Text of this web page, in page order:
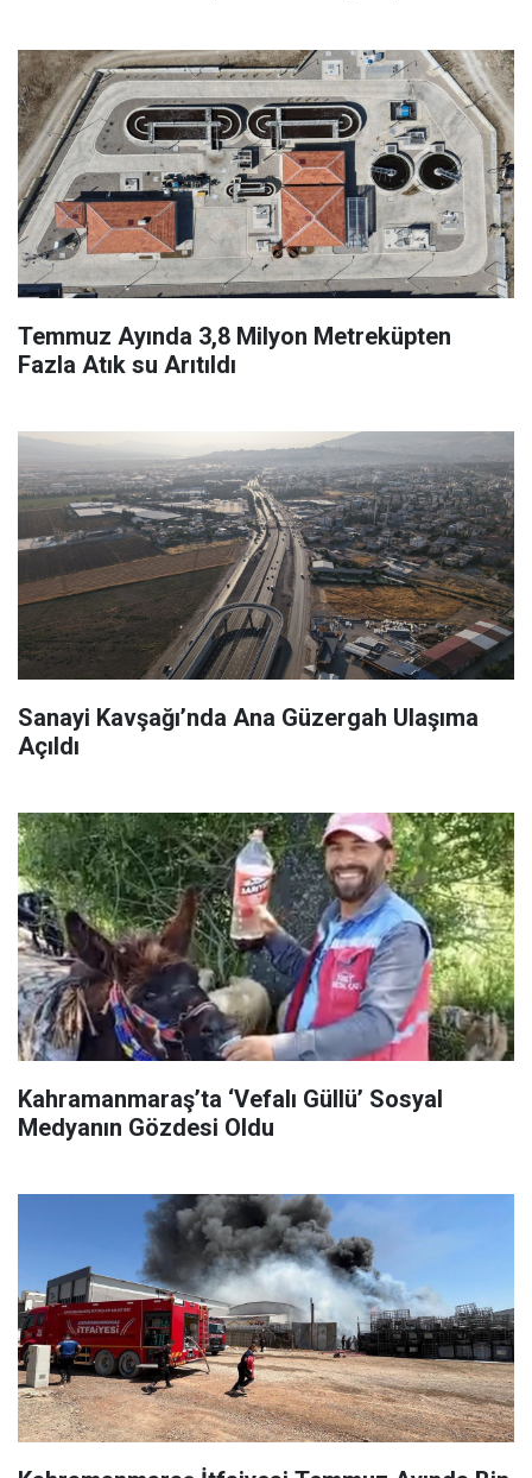
Temmuz Ayında 3,8 Milyon Metreküpten
Fazla Atık su Arıtıldı
Sanayi Kavşağı’nda Ana Güzergah Ulaşıma
Açıldı
Kahramanmaraş’ta ‘Vefalı Güllü’ Sosyal
Medyanın Gözdesi Oldu